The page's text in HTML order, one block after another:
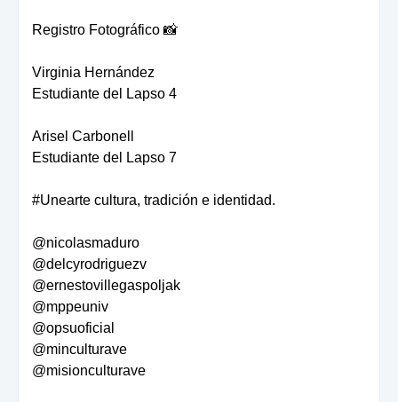
Registro Fotográfico 📸
Virginia Hernández
Estudiante del Lapso 4
Arisel Carbonell
Estudiante del Lapso 7
#Unearte cultura, tradición e identidad.
@nicolasmaduro
@delcyrodriguezv
@ernestovillegaspoljak
@mppeuniv
@opsuoficial
@minculturave
@misionculturave